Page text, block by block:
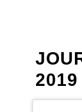
2019